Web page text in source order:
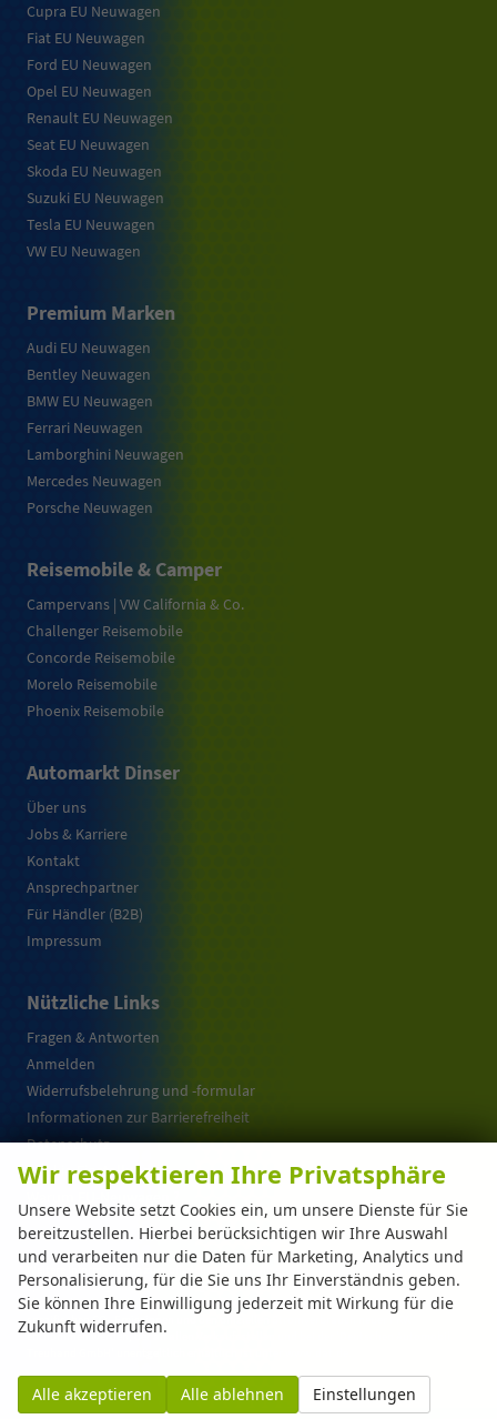
Cupra EU Neuwagen
Fiat EU Neuwagen
Ford EU Neuwagen
Opel EU Neuwagen
Renault EU Neuwagen
Seat EU Neuwagen
Skoda EU Neuwagen
Suzuki EU Neuwagen
Tesla EU Neuwagen
VW EU Neuwagen
Premium Marken
Audi EU Neuwagen
Bentley Neuwagen
BMW EU Neuwagen
Ferrari Neuwagen
Lamborghini Neuwagen
Mercedes Neuwagen
Porsche Neuwagen
Reisemobile & Camper
Campervans | VW California & Co.
Challenger Reisemobile
Concorde Reisemobile
Morelo Reisemobile
Phoenix Reisemobile
Automarkt Dinser
Über uns
Jobs & Karriere
Kontakt
Ansprechpartner
Für Händler (B2B)
Impressum
Nützliche Links
Fragen & Antworten
Anmelden
Widerrufsbelehrung und -formular
Informationen zur Barrierefreiheit
Datenschutz
Cookie-Einstellungen
Weitere Informationen zum offiziellen Kraftstoffverbrauch und zu den offiziellen
spezifischen CO 2 -Emissionen und gegebenenfalls zum Stromverbrauch neuer PKW
können dem 'Leitfaden über den offiziellen Kraftstoffverbrauch, die offiziellen
spezifischen CO 2
-Emissionen und den offiziellen Stromverbrauch neuer PKW'
entnommen werden, der an allen Verkaufsstellen und bei der 'Deutschen Automobil
Wir respektieren Ihre Privatsphäre
Unsere Website setzt Cookies ein, um unsere Dienste für Sie
bereitzustellen. Hierbei berücksichtigen wir Ihre Auswahl
und verarbeiten nur die Daten für Marketing, Analytics und
Personalisierung, für die Sie uns Ihr Einverständnis geben.
Sie können Ihre Einwilligung jederzeit mit Wirkung für die
Zukunft widerrufen.
Alle akzeptieren Alle ablehnen Einstellungen